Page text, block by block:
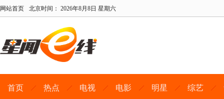
网站首页 北京时间： 2026年8月8日 星期六
首页 热点 电视 电影 明星 综艺